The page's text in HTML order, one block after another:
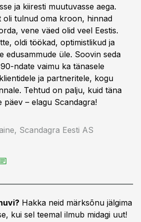
ja kiiresti muutuvasse aega.
oli tulnud oma kroon, hinnad
vene väed olid veel Eestis.
oldi töökad, optimistlikud ja
edusammude üle. Soovin seda
ndate vaimu ka tänasele
ja partneritele, kogu
Tehtud on palju, kuid täna
päev – elagu Scandagra!
Scandagra Eesti AS
Hakka neid märksõnu jälgima
kui sel teemal ilmub midagi uut!